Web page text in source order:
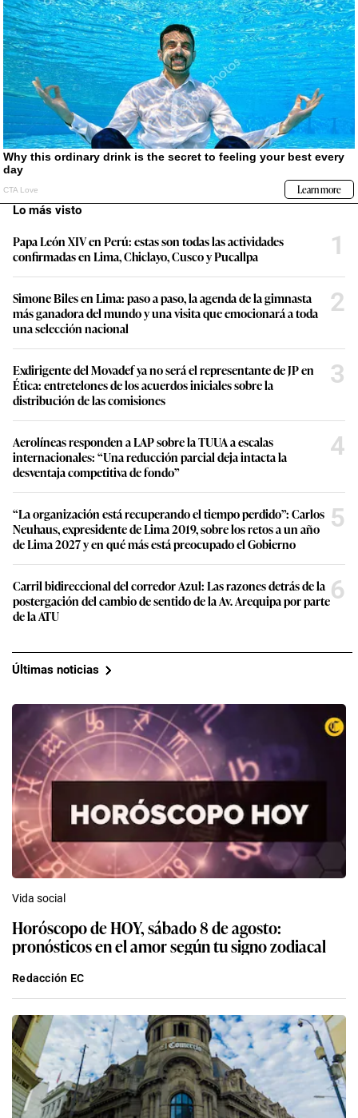
Lo más visto
Papa León XIV en Perú: estas son todas las actividades
confirmadas en Lima, Chiclayo, Cusco y Pucallpa
1
Simone Biles en Lima: paso a paso, la agenda de la gimnasta
más ganadora del mundo y una visita que emocionará a toda
una selección nacional
2
Exdirigente del Movadef ya no será el representante de JP en
Ética: entretelones de los acuerdos iniciales sobre la
distribución de las comisiones
3
Aerolíneas responden a LAP sobre la TUUA a escalas
internacionales: “Una reducción parcial deja intacta la
desventaja competitiva de fondo”
4
“La organización está recuperando el tiempo perdido”: Carlos
Neuhaus, expresidente de Lima 2019, sobre los retos a un año
de Lima 2027 y en qué más está preocupado el Gobierno
5
Carril bidireccional del corredor Azul: Las razones detrás de la
postergación del cambio de sentido de la Av. Arequipa por parte
de la ATU
6
Últimas noticias
Vida social
Horóscopo de HOY, sábado 8 de agosto:
pronósticos en el amor según tu signo zodiacal
Redacción EC